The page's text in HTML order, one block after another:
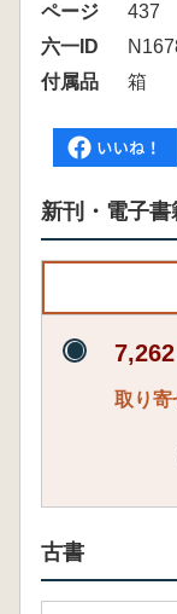
ページ
437
六一ID
付属品
箱
新刊・電子書
取り寄
古書